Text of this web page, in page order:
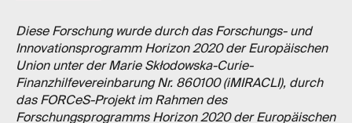
Diese Forschung wurde durch das Forschungs- und
Innovationsprogramm Horizon 2020 der Europäischen
Union unter der Marie Skłodowska-Curie-
Finanzhilfevereinbarung Nr. 860100 (iMIRACLI), durch
das FORCeS-Projekt im Rahmen des
Forschungsprogramms Horizon 2020 der Europäischen